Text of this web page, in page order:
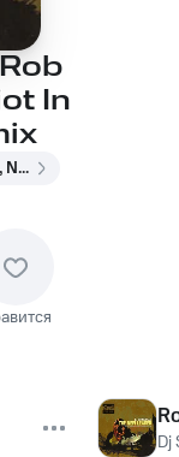
In
Dj Starscream, Rob Gee, N8LOC
Hatebreed,Dj